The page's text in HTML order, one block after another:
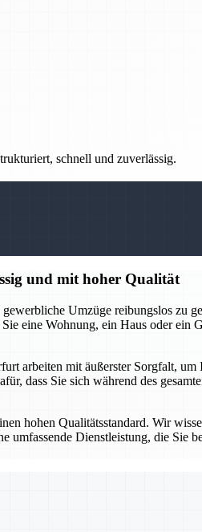
schnell und zuverlässig.
und mit hoher Qualität
Umzüge reibungslos zu
eine Wohnung, ein Haus oder ein
arbeiten mit äußerster Sorgfalt, um
dass Sie sich während des
hohen Qualitätsstandard. Wir
Dienstleistung, die Sie